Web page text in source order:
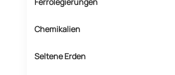
Chemikalien
Seltene Erden